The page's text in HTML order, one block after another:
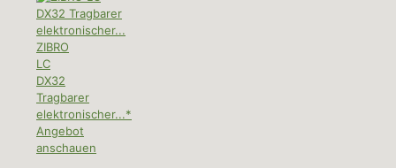
ZIBRO
LC
DX32
Tragbarer
elektronischer...*
Angebot
anschauen